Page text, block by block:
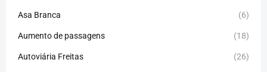
Asa Branca (6)
Aumento de passagens (18)
Autoviária Freitas (26)